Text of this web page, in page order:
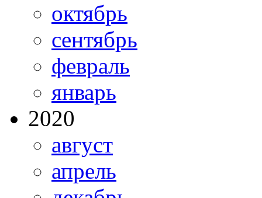
октябрь
сентябрь
февраль
январь
2020
август
апрель